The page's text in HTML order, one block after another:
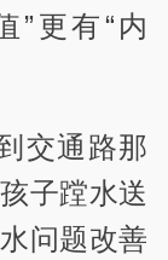
”更有“内
交通路那
子蹚水送
问题改善